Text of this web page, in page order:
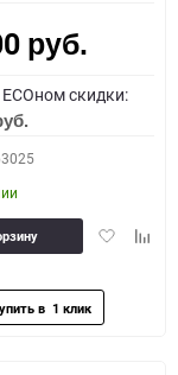
4 - прямая
руб.
скидки:
Добавить